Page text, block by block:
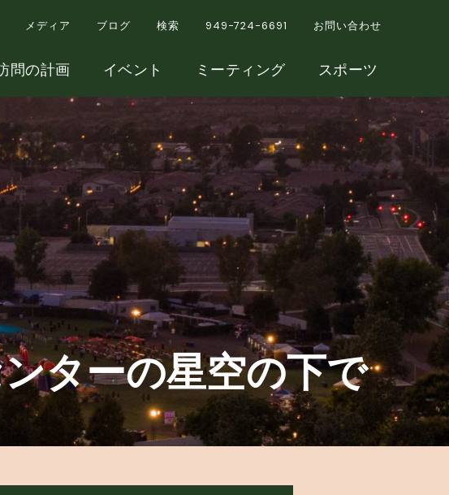
メディア ブログ 検索 949-724-6691 お問い合わせ
問の計画 イベント ミーティング スポーツ
ターの星空の下で